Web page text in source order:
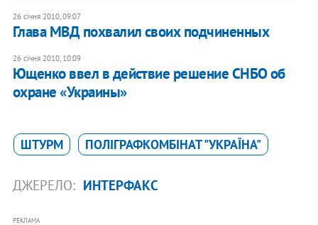
26 січня 2010, 09:07
Глава МВД похвалил своих подчиненных
26 січня 2010, 10:09
Ющенко ввел в действие решение СНБО об
охране «Украины»
ШТУРМ ПОЛІГРАФКОМБІНАТ "УКРАЇНА"
ДЖЕРЕЛО: ИНТЕРФАКС
РЕКЛАМА